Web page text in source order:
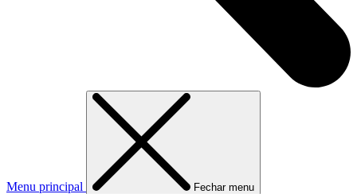
Menu principal Fechar menu